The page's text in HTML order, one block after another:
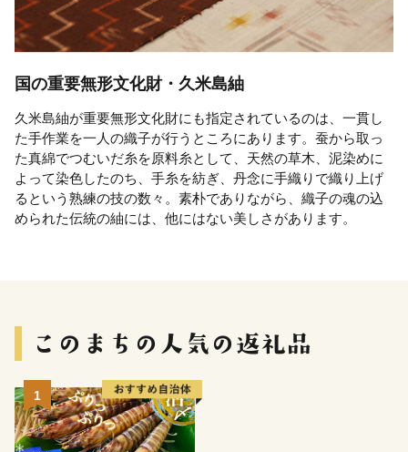
国の重要無形文化財・久米島紬
久米島紬が重要無形文化財にも指定されているのは、一貫し
た手作業を一人の織子が行うところにあります。蚕から取っ
た真綿でつむいだ糸を原料糸として、天然の草木、泥染めに
よって染色したのち、手糸を紡ぎ、丹念に手織りで織り上げ
るという熟練の技の数々。素朴でありながら、織子の魂の込
められた伝統の紬には、他にはない美しさがあります。
1